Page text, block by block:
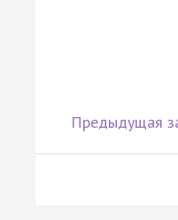
Предыдущая